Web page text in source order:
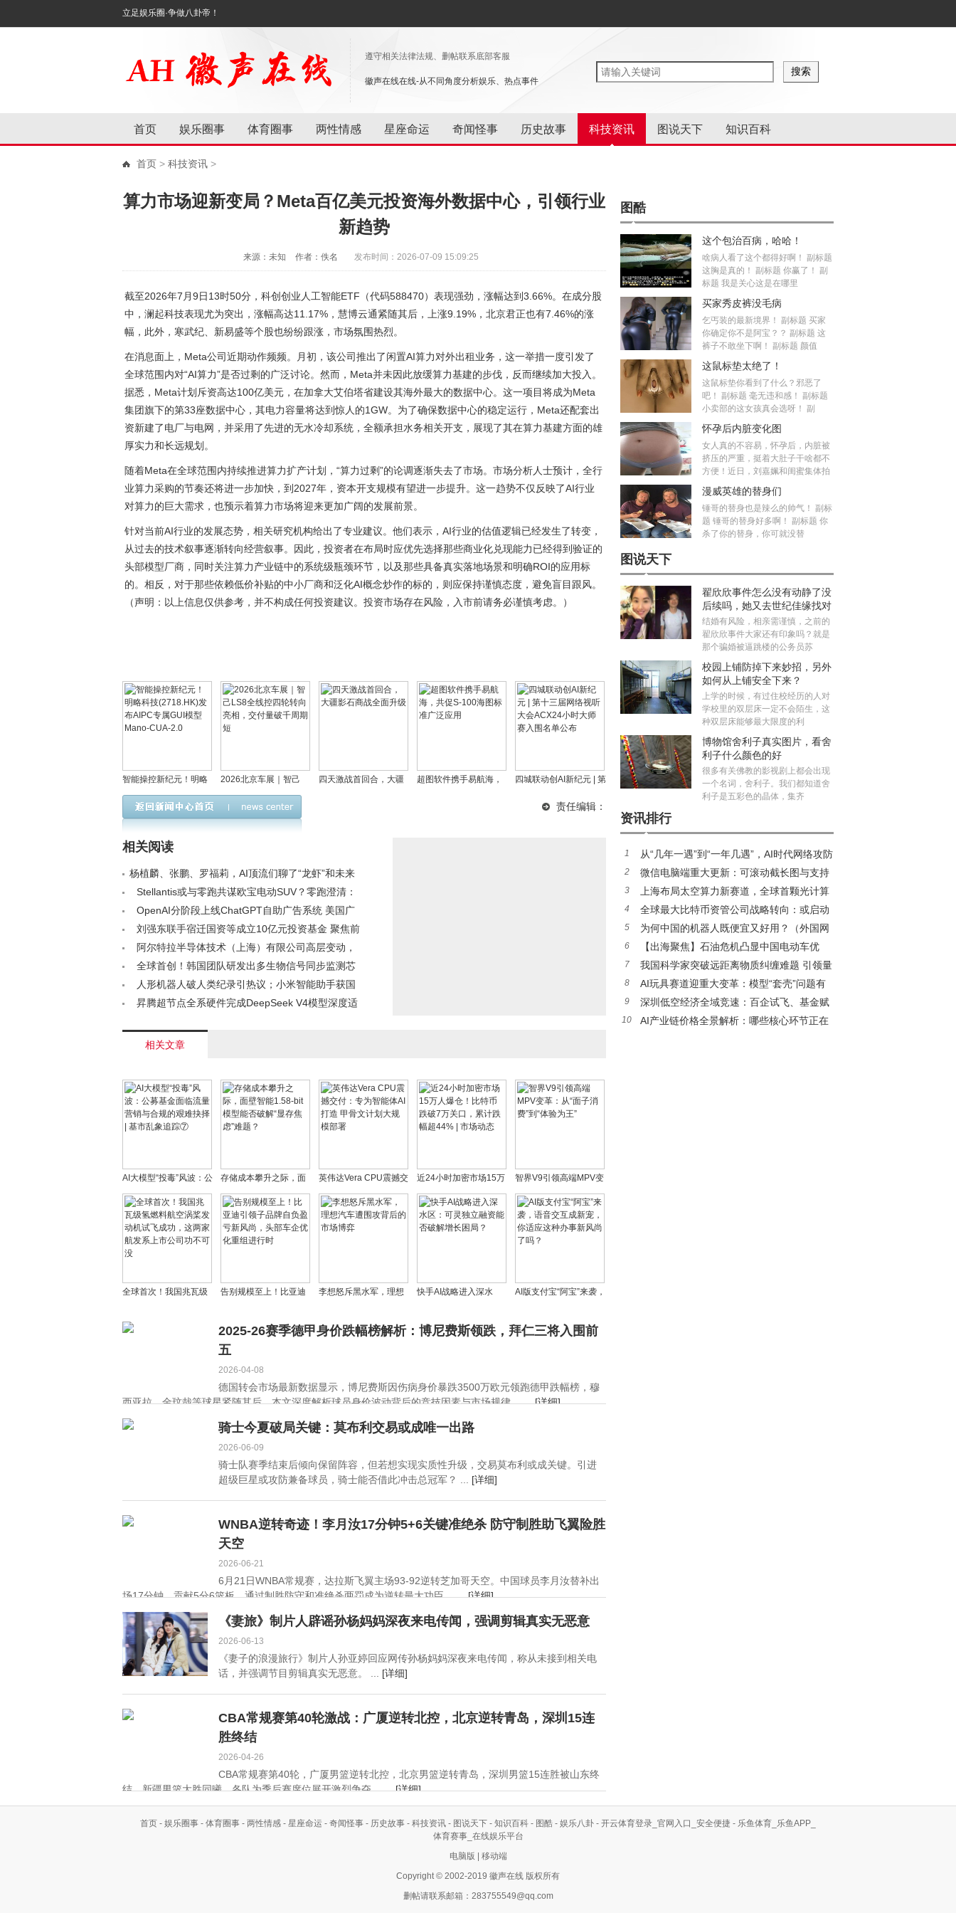
立足娱乐圈·争做八卦帝！
遵守相关法律法规、删帖联系底部客服
徽声在线在线-从不同角度分析娱乐、热点事件
首页 娱乐圈事 体育圈事 两性情感 星座命运 奇闻怪事 历史故事 科技资讯 图说天下 知识百科
首页 > 科技资讯 >
算力市场迎新变局？Meta百亿美元投资海外数据中心，引领行业
新趋势
来源：未知 作者：佚名 发布时间：2026-07-09 15:09:25
截至2026年7月9日13时50分，科创创业人工智能ETF（代码588470）表现强劲，涨幅达到3.66%。在成分股
中，澜起科技表现尤为突出，涨幅高达11.17%，慧博云通紧随其后，上涨9.19%，北京君正也有7.46%的涨
幅，此外，寒武纪、新易盛等个股也纷纷跟涨，市场氛围热烈。
在消息面上，Meta公司近期动作频频。月初，该公司推出了闲置AI算力对外出租业务，这一举措一度引发了
全球范围内对“AI算力”是否过剩的广泛讨论。然而，Meta并未因此放缓算力基建的步伐，反而继续加大投入。
据悉，Meta计划斥资高达100亿美元，在加拿大艾伯塔省建设其海外最大的数据中心。这一项目将成为Meta
集团旗下的第33座数据中心，其电力容量将达到惊人的1GW。为了确保数据中心的稳定运行，Meta还配套出
资新建了电厂与电网，并采用了先进的无水冷却系统，全额承担水务相关开支，展现了其在算力基建方面的雄
厚实力和长远规划。
随着Meta在全球范围内持续推进算力扩产计划，“算力过剩”的论调逐渐失去了市场。市场分析人士预计，全行
业算力采购的节奏还将进一步加快，到2027年，资本开支规模有望进一步提升。这一趋势不仅反映了AI行业
对算力的巨大需求，也预示着算力市场将迎来更加广阔的发展前景。
针对当前AI行业的发展态势，相关研究机构给出了专业建议。他们表示，AI行业的估值逻辑已经发生了转变，
从过去的技术叙事逐渐转向经营叙事。因此，投资者在布局时应优先选择那些商业化兑现能力已经得到验证的
头部模型厂商，同时关注算力产业链中的系统级瓶颈环节，以及那些具备真实落地场景和明确ROI的应用标
的。相反，对于那些依赖低价补贴的中小厂商和泛化AI概念炒作的标的，则应保持谨慎态度，避免盲目跟风。
（声明：以上信息仅供参考，并不构成任何投资建议。投资市场存在风险，入市前请务必谨慎考虑。）
智能操控新纪元！明略
科技(2718.HK)发布
AIPC专属GUI模型
2026北京车展｜智己
LS8全线控四轮转向亮
相，交付量破千周期短
四天激战首回合，大疆
超图软件携手易航海，
四城联动创AI新纪元 | 第
ACX24小时大师赛入围
责任编辑：
相关阅读
杨植麟、张鹏、罗福莉，AI顶流们聊了“龙虾”和未来
12个月的行业关键词< /a>
Stellantis或与零跑共谋欧宝电动SUV？零跑澄清：
仅零部件合作，无平台共享< /a>
OpenAI分阶段上线ChatGPT自助广告系统 美国广
告主可直购< /a>
刘强东联手宿迁国资等成立10亿元投资基金 聚焦前
沿科技、泛消费以及医疗健康领域< /a>
阿尔特拉半导体技术（上海）有限公司高层变动，
新董事长上任< /a>
全球首创！韩国团队研发出多生物信号同步监测芯
片< /a>人形机器人破人类纪录引热议；小米智能助手获国
家级认证；光纤价格暴涨650%｜科技前沿观察< /a>
昇腾超节点全系硬件完成DeepSeek V4模型深度适
相关文章
AI大模型“投毒”风波：公
募基金面临流量营销与
合规的艰难抉择 | 基市
乱象追踪⑦
存储成本攀升之际，面
壁智能1.58-bit模型能否
破解“显存焦虑”难题？
英伟达Vera CPU震撼交
付：专为智能体AI打造
甲骨文计划大规模部署
近24小时加密市场15万
人爆仓！比特币跌破7万
关口，累计跌幅超44% |
市场动态
智界V9引领高端MPV变
革：从“面子消费”到“体
验为王”
全球首次！我国兆瓦级
试飞成功，这两家航发
告别规模至上！比亚迪
风尚，头部车企优化重
组进行时
李想怒斥黑水军，理想
博弈
快手AI战略进入深水
破解增长困局？
AI版支付宝“阿宝”来袭，
应这种办事新风尚了
2025-26赛季德甲身价跌幅榜解析：博尼费斯领跌，拜仁三将入围前
五
2026-04-08
德国转会市场最新数据显示，博尼费斯因伤病身价暴跌3500万欧元领跑德甲跌幅榜，穆
西亚拉、金玟哉等球星紧随其后。本文深度解析球员身价波动背后的竞技因素与市场规律。 ...[详细]
骑士今夏破局关键：莫布利交易或成唯一出路
2026-06-09
骑士队赛季结束后倾向保留阵容，但若想实现实质性升级，交易莫布利或成关键。引进
超级巨星或攻防兼备球员，骑士能否借此冲击总冠军？ ... [详细]
WNBA逆转奇迹！李月汝17分钟5+6关键准绝杀 防守制胜助飞翼险胜
天空
2026-06-21
6月21日WNBA常规赛，达拉斯飞翼主场93-92逆转芝加哥天空。中国球员李月汝替补出
场17分钟，贡献5分6篮板，通过制胜防守和准绝杀两罚成为逆转最大功臣。 ...[详细]
《妻旅》制片人辟谣孙杨妈妈深夜来电传闻，强调剪辑真实无恶意
2026-06-13
《妻子的浪漫旅行》制片人孙亚婷回应网传孙杨妈妈深夜来电传闻，称从未接到相关电
话，并强调节目剪辑真实无恶意。 ... [详细]
CBA常规赛第40轮激战：广厦逆转北控，北京逆转青岛，深圳15连
胜终结
2026-04-26
CBA常规赛第40轮，广厦男篮逆转北控，北京男篮逆转青岛，深圳男篮15连胜被山东终
结，新疆男篮大胜同曦。各队为季后赛席位展开激烈争夺。 ...[详细]
图酷
这个包治百病，哈哈！
啥病人看了这个都得好啊！ 副标题
这胸是真的！ 副标题 你赢了！ 副
标题 我是关心这是在哪里
买家秀皮裤没毛病
乞丐装的最新境界！ 副标题 买家
你确定你不是阿宝？？ 副标题 这
裤子不敢坐下啊！ 副标题 颜值
这鼠标垫太绝了！
这鼠标垫你看到了什么？邪恶了
吧！ 副标题 毫无违和感！ 副标题
小卖部的这女孩真会选呀！ 副
怀孕后内脏变化图
女人真的不容易，怀孕后，内脏被
挤压的严重，挺着大肚子干啥都不
方便！近日，刘嘉姵和闺蜜集体拍
漫威英雄的替身们
锤哥的替身也是辣么的帅气！ 副标
题 锤哥的替身好多啊！ 副标题 你
杀了你的替身，你可就没替
图说天下
翟欣欣事件怎么没有动静了没
后续吗，她又去世纪佳缘找对
象真的假的
结婚有风险，相亲需谨慎，之前的
翟欣欣事件大家还有印象吗？就是
那个骗婚被逼跳楼的公务员苏
校园上铺防掉下来妙招，另外
如何从上铺安全下来？
上学的时候，有过住校经历的人对
学校里的双层床一定不会陌生，这
种双层床能够最大限度的利
博物馆舍利子真实图片，看舍
利子什么颜色的好
很多有关佛教的影视剧上都会出现
一个名词，舍利子。我们都知道舍
利子是五彩色的晶体，集齐
资讯排行
1
从“几年一遇”到“一年几遇”，AI时代网络攻防
失衡加剧 奇安信齐向东：主战场转向制造业与服
务业
2
微信电脑端重大更新：可滚动截长图与支持
发语音功能上线
3
上海布局太空算力新赛道，全球首颗光计算
卫星研制正式启动
4
全球最大比特币资管公司战略转向：或启动
大规模抛售计划
5
为何中国的机器人既便宜又好用？（外国网
友热议中国机器人⑨）
6
【出海聚焦】石油危机凸显中国电动车优
势，性价比之外更有硬实力
7
我国科学家突破远距离物质纠缠难题 引领量
子网络未来发展方向
8
AI玩具赛道迎重大变革：模型“套壳”问题有
望短期解决，智能体研发加速推进
9
深圳低空经济全域竞速：百企试飞、基金赋
能、标准引领
10
AI产业链价格全景解析：哪些核心环节正在
首页 - 娱乐圈事 - 体育圈事 - 两性情感 - 星座命运 - 奇闻怪事 - 历史故事 - 科技资讯 - 图说天下 - 知识百科 - 图酷 - 娱乐八卦 - 开云体育登录_官网入口_安全便捷 - 乐鱼体育_乐鱼APP_
体育赛事_在线娱乐平台
电脑版
移动端
Copyright © 2002-2019 徽声在线 版权所有
删帖请联系邮箱： 283755549@qq.com